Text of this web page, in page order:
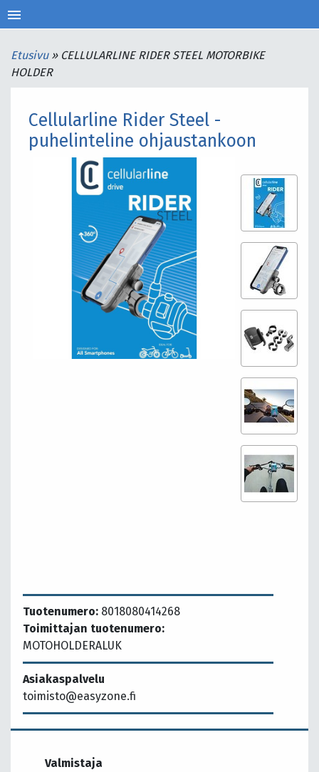
menu
Etusivu »CELLULARLINE RIDER STEEL MOTORBIKE
HOLDER
Cellularline Rider Steel -
puhelinteline ohjaustankoon
Tuotenumero: 8018080414268
Toimittajan tuotenumero:
MOTOHOLDERALUK
Asiakaspalvelu
toimisto@easyzone.fi
Valmistaja